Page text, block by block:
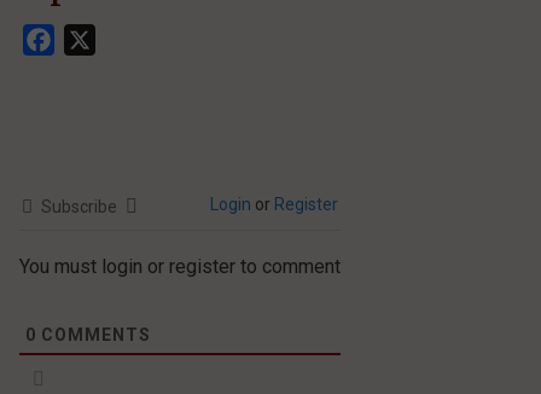
Facebook
Subscribe Login or Register
You must login or register to comment
0 COMMENTS